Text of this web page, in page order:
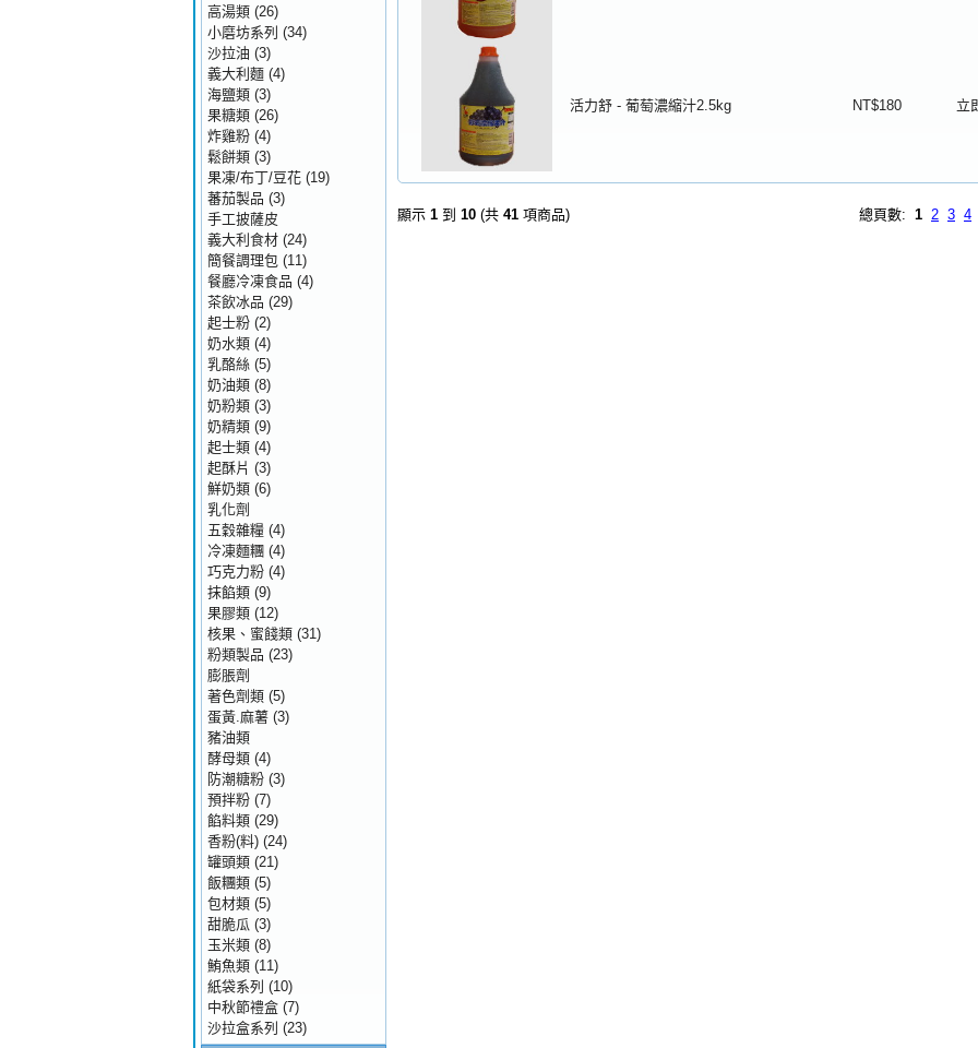
活力舒 - 葡萄濃縮汁2.5kg NT$180 立
總頁數: 1 2 3 4
顯示 1 到 10 (共 41 項商品)
高湯類 (26)
小磨坊系列 (34)
沙拉油 (3)
義大利麵 (4)
海鹽類 (3)
果糖類 (26)
炸雞粉 (4)
鬆餅類 (3)
果凍/布丁/豆花 (19)
蕃茄製品 (3)
手工披薩皮
義大利食材 (24)
簡餐調理包 (11)
餐廳冷凍食品 (4)
茶飲冰品 (29)
起士粉 (2)
奶水類 (4)
乳酪絲 (5)
奶油類 (8)
奶粉類 (3)
奶精類 (9)
起士類 (4)
起酥片 (3)
鮮奶類 (6)
乳化劑
五穀雜糧 (4)
冷凍麵糰 (4)
巧克力粉 (4)
抹餡類 (9)
果膠類 (12)
核果、蜜餞類 (31)
粉類製品 (23)
膨脹劑
著色劑類 (5)
蛋黃.麻薯 (3)
豬油類
酵母類 (4)
防潮糖粉 (3)
預拌粉 (7)
餡料類 (29)
香粉(料) (24)
罐頭類 (21)
飯糰類 (5)
包材類 (5)
甜脆瓜 (3)
玉米類 (8)
鮪魚類 (11)
紙袋系列 (10)
中秋節禮盒 (7)
沙拉盒系列 (23)